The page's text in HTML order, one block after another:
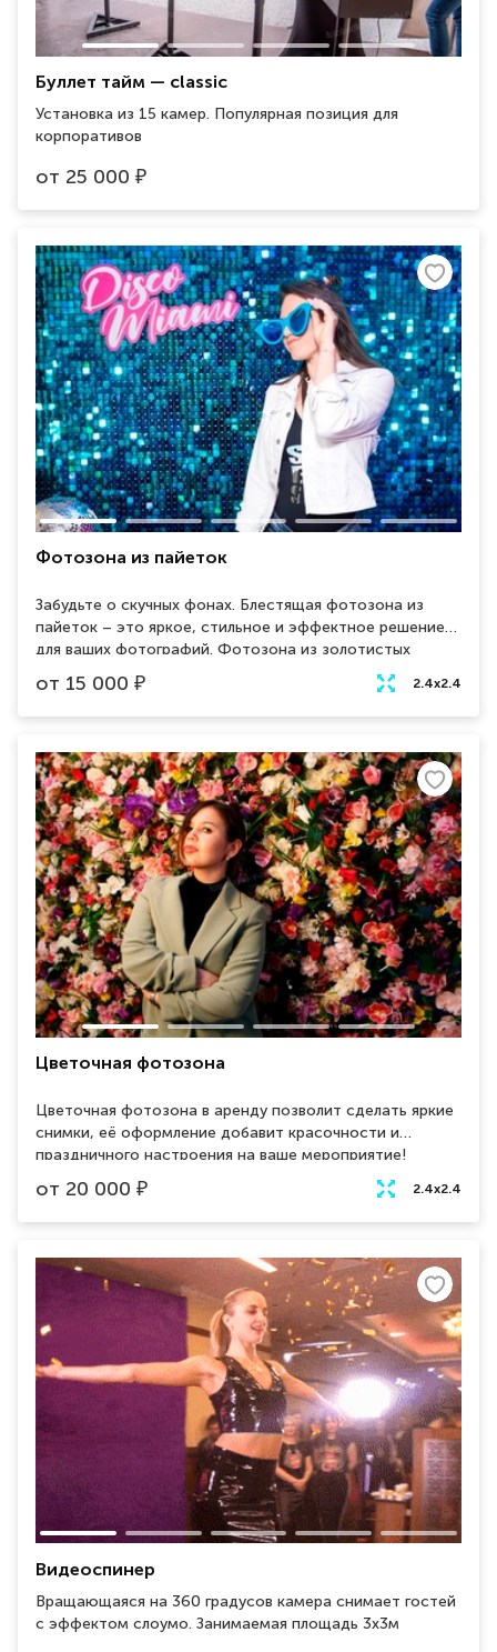
Буллет тайм — classic
Установка из 15 камер. Популярная позиция для
корпоративов
от 25 000 ₽
Фотозона из пайеток
Забудьте о скучных фонах. Блестящая фотозона из
пайеток – это яркое, стильное и эффектное решение
для ваших фотографий. Фотозона из золотистых
переливающихся пайеток сделает любой праздник
красочным и запоминающимся.
от 15 000 ₽ 2.4х2.4
Цветочная фотозона
Цветочная фотозона в аренду позволит сделать яркие
снимки, её оформление добавит красочности и
праздничного настроения на ваше мероприятие!
Фотозона из цветов пользуется огромным спросом
среди фонов для фотографий, ведь она прекрасно
подойдет для любого события, будь то свадьба,
от 20 000 ₽ 2.4х2.4
Видеоспинер
Вращающаяся на 360 градусов камера снимает гостей
с эффектом слоумо. Занимаемая площадь 3х3м